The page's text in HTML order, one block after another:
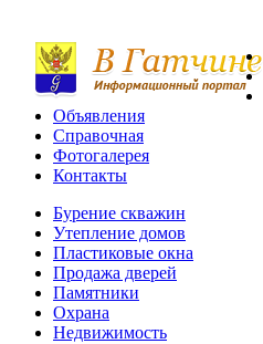
Объявления
Справочная
Фотогалерея
Контакты
Бурение скважин
Утепление домов
Пластиковые окна
Продажа дверей
Памятники
Охрана
Недвижимость